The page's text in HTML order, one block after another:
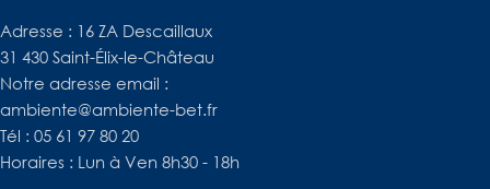
Adresse : 16 ZA Descaillaux
31 430 Saint-Élix-le-Château
Notre adresse email :
ambiente@ambiente-bet.fr
Tél : 05 61 97 80 20
Horaires : Lun à Ven 8h30 - 18h